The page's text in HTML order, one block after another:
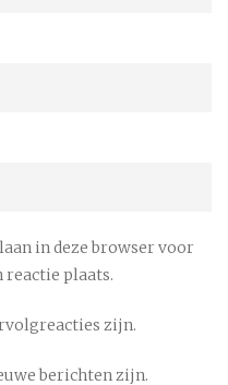
in deze browser voor
reactie plaats.
zijn.
berichten zijn.